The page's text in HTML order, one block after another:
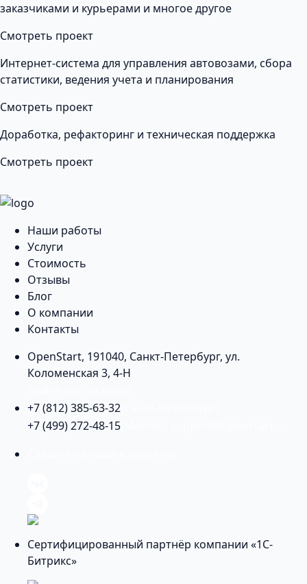
заказчиками и курьерами и многое другое
Смотреть проект
Интернет-система для управления автовозами, сбора
статистики, ведения учета и планирования
Смотреть проект
Доработка, рефакторинг и техническая поддержка
Смотреть проект
Наши работы
Услуги
Стоимость
Отзывы
Блог
О компании
Контакты
OpenStart, 191040, Санкт-Петербург, ул.
Коломенская 3, 4-Н
+7 (812) 385-63-32
+7 (499) 272-48-15
Сертифицированный партнёр компании «1С-
Битрикс»